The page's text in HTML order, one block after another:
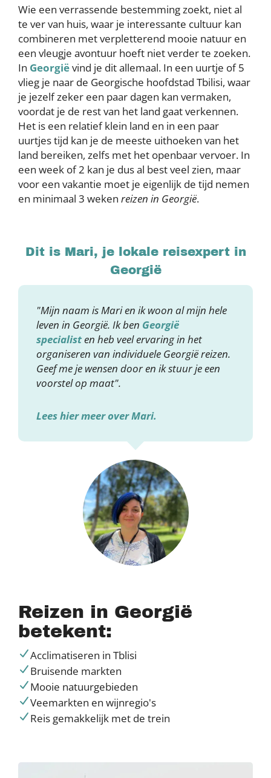
Wie een verrassende bestemming zoekt, niet al
te ver van huis, waar je interessante cultuur kan
combineren met verpletterend mooie natuur en
een vleugje avontuur hoeft niet verder te zoeken.
In Georgiëvind je dit allemaal. In een uurtje of 5
vlieg je naar de Georgische hoofdstad Tbilisi, waar
je jezelf zeker een paar dagen kan vermaken,
voordat je de rest van het land gaat verkennen.
Het is een relatief klein land en in een paar
uurtjes tijd kan je de meeste uithoeken van het
land bereiken, zelfs met het openbaar vervoer. In
een week of 2 kan je dus al best veel zien, maar
voor een vakantie moet je eigenlijk de tijd nemen
en minimaal 3 weken reizen in Georgië.
Dit is Mari, je lokale reisexpert in
Georgië
"Mijn naam is Mari en ik woon al mijn hele
leven in Georgië. Ik ben Georgië
specialisten heb veel ervaring in het
organiseren van individuele Georgië reizen.
Geef me je wensen door en ik stuur je een
voorstel op maat".
Lees hier meer over Mari.
Reizen in Georgië
betekent:
Acclimatiseren in Tblisi
Bruisende markten
Mooie natuurgebieden
Veemarkten en wijnregio's
Reis gemakkelijk met de trein